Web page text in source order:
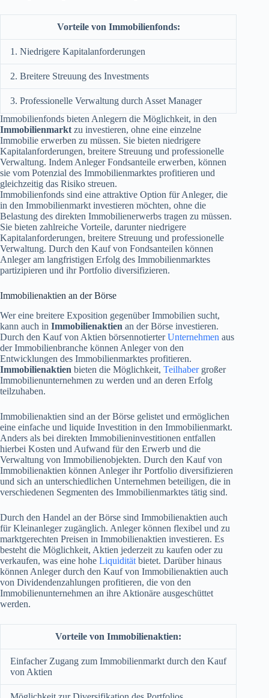
Vorteile von Immobilienfonds:
1. Niedrigere Kapitalanforderungen
2. Breitere Streuung des Investments
3. Professionelle Verwaltung durch Asset Manager
Immobilienfonds bieten Anlegern die Möglichkeit, in den
Immobilienmarkt zu investieren, ohne eine einzelne
Immobilie erwerben zu müssen. Sie bieten niedrigere
Kapitalanforderungen, breitere Streuung und professionelle
Verwaltung. Indem Anleger Fondsanteile erwerben, können
sie vom Potenzial des Immobilienmarktes profitieren und
gleichzeitig das Risiko streuen.
Immobilienfonds sind eine attraktive Option für Anleger, die
in den Immobilienmarkt investieren möchten, ohne die
Belastung des direkten Immobilienerwerbs tragen zu müssen.
Sie bieten zahlreiche Vorteile, darunter niedrigere
Kapitalanforderungen, breitere Streuung und professionelle
Verwaltung. Durch den Kauf von Fondsanteilen können
Anleger am langfristigen Erfolg des Immobilienmarktes
partizipieren und ihr Portfolio diversifizieren.
Immobilienaktien an der Börse
Wer eine breitere Exposition gegenüber Immobilien sucht,
kann auch in Immobilienaktien an der Börse investieren.
Durch den Kauf von Aktien börsennotierterUnternehmen aus
der Immobilienbranche können Anleger von den
Entwicklungen des Immobilienmarktes profitieren.
Immobilienaktien bieten die Möglichkeit, Teilhabergroßer
Immobilienunternehmen zu werden und an deren Erfolg
teilzuhaben.
Immobilienaktien sind an der Börse gelistet und ermöglichen
eine einfache und liquide Investition in den Immobilienmarkt.
Anders als bei direkten Immobilieninvestitionen entfallen
hierbei Kosten und Aufwand für den Erwerb und die
Verwaltung von Immobilienobjekten. Durch den Kauf von
Immobilienaktien können Anleger ihr Portfolio diversifizieren
und sich an unterschiedlichen Unternehmen beteiligen, die in
verschiedenen Segmenten des Immobilienmarktes tätig sind.
Durch den Handel an der Börse sind Immobilienaktien auch
für Kleinanleger zugänglich. Anleger können flexibel und zu
marktgerechten Preisen in Immobilienaktien investieren. Es
besteht die Möglichkeit, Aktien jederzeit zu kaufen oder zu
verkaufen, was eine hohe Liquidität bietet. Darüber hinaus
können Anleger durch den Kauf von Immobilienaktien auch
von Dividendenzahlungen profitieren, die von den
Immobilienunternehmen an ihre Aktionäre ausgeschüttet
werden.
Vorteile von Immobilienaktien:
Einfacher Zugang zum Immobilienmarkt durch den Kauf
von Aktien